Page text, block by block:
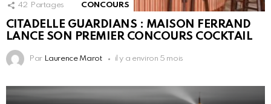
42 Partages CONCOURS
CITADELLE GUARDIANS : MAISON FERRAND
LANCE SON PREMIER CONCOURS COCKTAIL
Par Laurence Marot il y a environ 5 mois